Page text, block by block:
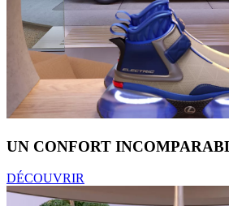
UN CONFORT
DÉCOUVRIR